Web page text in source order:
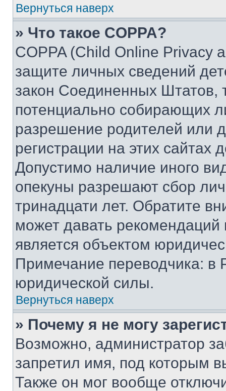
Вернуться наверх
» Что такое COPPA?
COPPA (Child Online Privacy
защите личных сведений
закон Соединенных Штатов,
потенциально собирающих
разрешение родителей или
регистрации на этих сайтах
Допустимо наличие иного
опекуны разрешают сбор
тринадцати лет. Обратите
может давать
является объектом
Примечание переводчика: в
юридической силы.
Вернуться наверх
» Почему я не могу
Возможно, администратор
запретил имя, под которым
Также он мог вообще